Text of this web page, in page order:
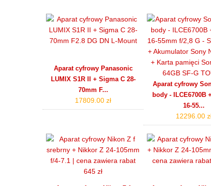
Aparat cyfrowy Panasonic
LUMIX S1R II + Sigma C 28-
70mm F...
17809.00 zł
Aparat cyfrowy
body - ILCE6700B
16-55...
12296.00